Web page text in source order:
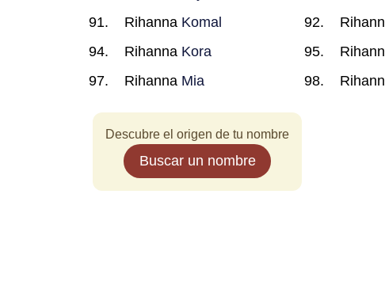
Rihanna Komal
Rihanna Kora
Rihanna Mia
Descubre el origen de tu nombre
Buscar un nombre